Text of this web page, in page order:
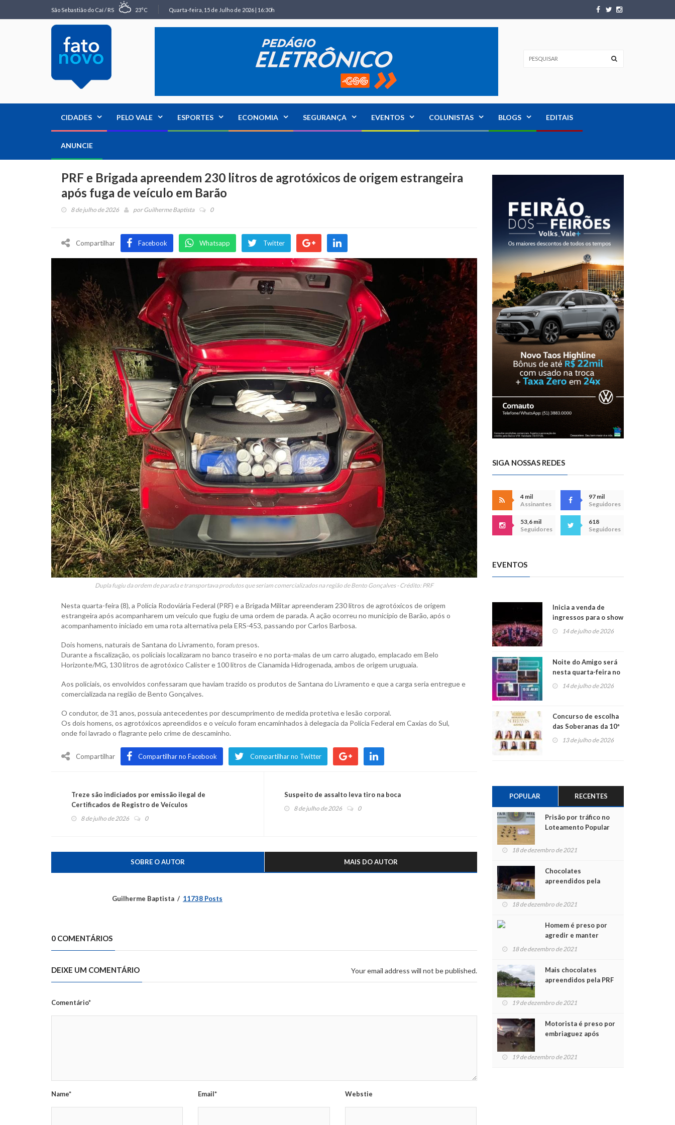
São Sebastião do Caí / RS 23°C Quarta-feira, 15 de Julho de 2026 | 16:30h
CIDADES PELO VALE ESPORTES ECONOMIA SEGURANÇA EVENTOS COLUNISTAS BLOGS EDITAIS
ANUNCIE
PRF e Brigada apreendem 230 litros de agrotóxicos de origem estrangeira
após fuga de veículo em Barão
8 de julho de 2026 porGuilherme Baptista 0
Compartilhar Facebook Whatsapp Twitter
Dupla fugiu da ordem de parada e transportava produtos que seriam comercializados na região de Bento Gonçalves - Crédito: PRF
Nesta quarta-feira (8), a Polícia Rodoviária Federal (PRF) e a Brigada Militar apreenderam 230 litros de agrotóxicos de origem
estrangeira após acompanharem um veículo que fugiu de uma ordem de parada. A ação ocorreu no município de Barão, após o
acompanhamento iniciado em uma rota alternativa pela ERS-453, passando por Carlos Barbosa.
Dois homens, naturais de Santana do Livramento, foram presos.
Durante a fiscalização, os policiais localizaram no banco traseiro e no porta-malas de um carro alugado, emplacado em Belo
Horizonte/MG, 130 litros de agrotóxico Calister e 100 litros de Cianamida Hidrogenada, ambos de origem uruguaia.
Aos policiais, os envolvidos confessaram que haviam trazido os produtos de Santana do Livramento e que a carga seria entregue e
comercializada na região de Bento Gonçalves.
O condutor, de 31 anos, possuía antecedentes por descumprimento de medida protetiva e lesão corporal.
Os dois homens, os agrotóxicos apreendidos e o veículo foram encaminhados à delegacia da Polícia Federal em Caxias do Sul,
onde foi lavrado o flagrante pelo crime de descaminho.
Compartilhar Compartilhar no Facebook Compartilhar no Twitter
Treze são indiciados por emissão ilegal de
Certificados de Registro de Veículos
8 de julho de 2026 0
Suspeito de assalto leva tiro na boca
8 de julho de 2026 0
SOBRE O AUTOR MAIS DO AUTOR
Guilherme Baptista 11738 Posts
0 COMENTÁRIOS
DEIXE UM COMENTÁRIO Your email address will not be published.
Comentário*
Name* Email* Webstie
SIGA NOSSAS REDES
4 mil
Assinantes
97 mil
Seguidores
53,6 mil
Seguidores
618
Seguidores
EVENTOS
Inicia a venda de
ingressos para o show
do Jota Quest nos 45
14 de julho de 2026
Noite do Amigo será
nesta quarta-feira no
Centro de Cultura de
São Sebastião do Caí
14 de julho de 2026
Concurso de escolha
das Soberanas da 10ª
Alto Fest terá nove
13 de julho de 2026
POPULAR RECENTES
Prisão por tráfico no
Loteamento Popular
18 de dezembro de 2021
Chocolates
apreendidos pela
para crianças na
18 de dezembro de 2021
Homem é preso por
agredir e manter
mulher em cárcere
18 de dezembro de 2021
Mais chocolates
apreendidos pela PRF
crianças no Natal
19 de dezembro de 2021
Motorista é preso por
embriaguez após
feridos
19 de dezembro de 2021